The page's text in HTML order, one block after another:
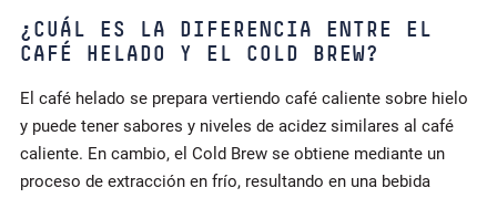
¿CUÁL ES LA DIFERENCIA ENTRE EL
CAFÉ HELADO Y EL COLD BREW?
El café helado se prepara vertiendo café caliente sobre hielo
y puede tener sabores y niveles de acidez similares al café
caliente. En cambio, el Cold Brew se obtiene mediante un
proceso de extracción en frío, resultando en una bebida